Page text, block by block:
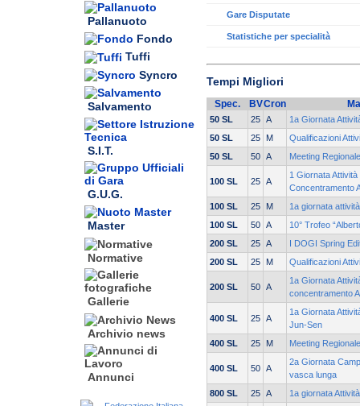
Pallanuoto
Fondo
Tuffi
Syncro
Salvamento
S.I.T.
G.U.G.
Master
Normative
Gallerie
Archivio news
Annunci
Gare Disputate
Statistiche per specialità
Tempi Migliori
Spec. BVCron
50 SL 25 A
1a Giornata
50 SL
25 M
Qualificazioni
50 SL
50 A Meeting
100 SL 25 A
1 Giornata
Concentramento
100 SL
25 M
1a giornata
100 SL
50 A
10° Trofeo
200 SL
25 A
I DOGI Spring
200 SL
25 M Qualificazioni
200 SL 50 A
1a Giornata
concentramento A
400 SL 25 A
1a Giornata
Jun-Sen
400 SL
25 M Meeting
400 SL 50 A
2a Giornata
vasca lunga
800 SL
25 A
1a giornata